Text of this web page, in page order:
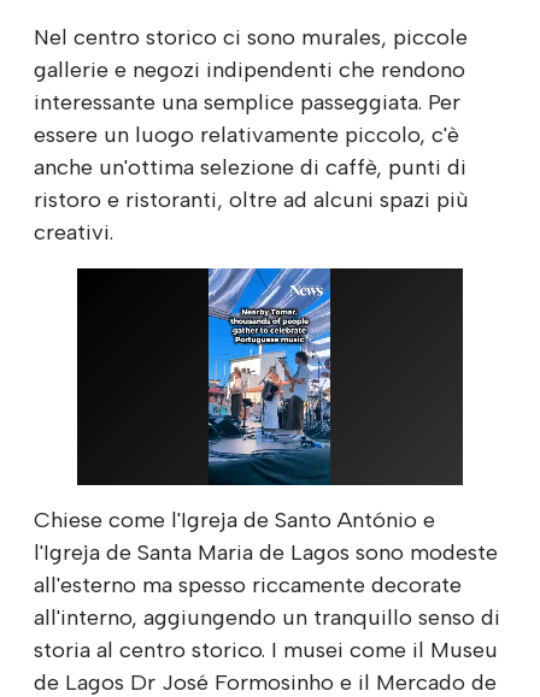
Nel centro storico ci sono murales, piccole
gallerie e negozi indipendenti che rendono
interessante una semplice passeggiata. Per
essere un luogo relativamente piccolo, c'è
anche un'ottima selezione di caffè, punti di
ristoro e ristoranti, oltre ad alcuni spazi più
creativi.
Chiese come l'Igreja de Santo António e
l'Igreja de Santa Maria de Lagos sono modeste
all'esterno ma spesso riccamente decorate
all'interno, aggiungendo un tranquillo senso di
storia al centro storico. I musei come il Museu
de Lagos Dr José Formosinho e il Mercado de